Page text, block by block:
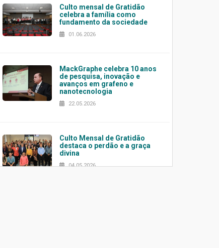
Culto mensal de Gratidão
celebra a família como
fundamento da sociedade
01.06.2026
MackGraphe celebra 10 anos
de pesquisa, inovação e
avanços em grafeno e
nanotecnologia
22.05.2026
Culto Mensal de Gratidão
destaca o perdão e a graça
divina
04.05.2026